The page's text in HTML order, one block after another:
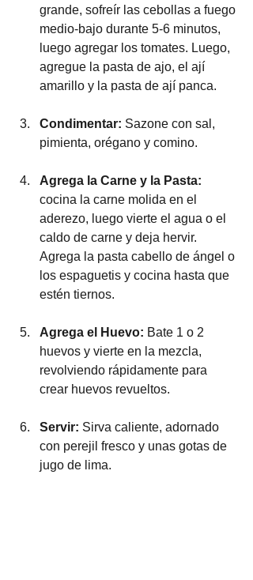
grande, sofreír las cebollas a fuego
medio-bajo durante 5-6 minutos,
luego agregar los tomates. Luego,
agregue la pasta de ajo, el ají
amarillo y la pasta de ají panca.
Condimentar: Sazone con sal,
pimienta, orégano y comino.
Agrega la Carne y la Pasta:
cocina la carne molida en el
aderezo, luego vierte el agua o el
caldo de carne y deja hervir.
Agrega la pasta cabello de ángel o
los espaguetis y cocina hasta que
estén tiernos.
Agrega el Huevo: Bate 1 o 2
huevos y vierte en la mezcla,
revolviendo rápidamente para
crear huevos revueltos.
Servir: Sirva caliente, adornado
con perejil fresco y unas gotas de
jugo de lima.